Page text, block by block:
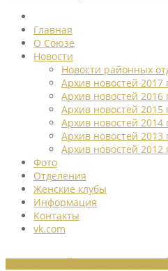
Главная
О Союзе
Новости
Новости районных
Архив новостей 2017
Архив новостей 2016
Архив новостей 2015
Архив новостей 2014
Архив новостей 2013
Архив новостей 2012
Фото
Отделения
Женские клубы
Информация
Контакты
vk.com